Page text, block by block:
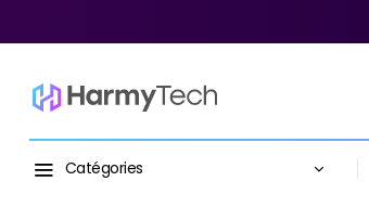
Catégories